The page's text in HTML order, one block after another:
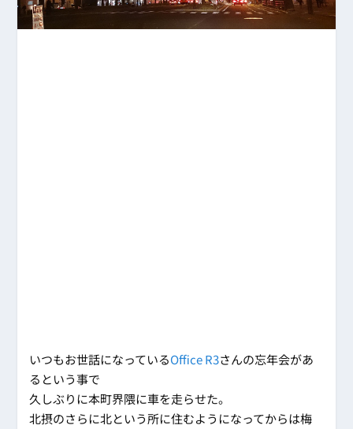
いつもお世話になっているOffice R3さんの忘年会があ
るという事で
久しぶりに本町界隈に車を走らせた。
北摂のさらに北という所に住むようになってからは梅